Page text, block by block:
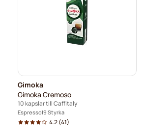
Gimoka
Gimoka Cremoso
10 kapslar till Caffitaly
Espresso 9 Styrka
4.2(41)